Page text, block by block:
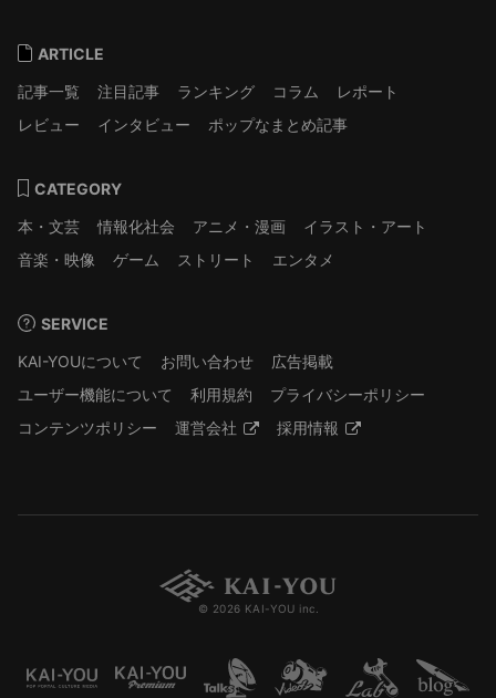
ARTICLE
記事一覧
注目記事 ランキング コラム
レポート
レビュー
インタビュー ポップなまとめ記事
CATEGORY
本・文芸
情報化社会 アニメ・漫画
イラスト・アート
音楽・映像
ゲーム ストリート エンタメ
SERVICE
KAI-YOUについて
お問い合わせ
広告掲載
ユーザー機能について
利用規約
プライバシーポリシー
コンテンツポリシー
運営会社 採用情報
© 2026 KAI-YOU inc.